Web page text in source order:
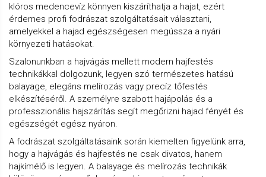
klóros medencevíz könnyen kiszáríthatja a hajat, ezért
érdemes profi fodrászat szolgáltatásait választani,
amelyekkel a hajad egészségesen megússza a nyári
környezeti hatásokat.
Szalonunkban a hajvágás mellett modern hajfestés
technikákkal dolgozunk, legyen szó természetes hatású
balayage, elegáns melírozás vagy precíz tőfestés
elkészítéséről. A személyre szabott hajápolás és a
professzionális hajszárítás segít megőrizni hajad fényét és
egészségét egész nyáron.
A fodrászat szolgáltatásaink során kiemelten figyelünk arra,
hogy a hajvágás és hajfestés ne csak divatos, hanem
hajkímélő is legyen. A balayage és melírozás technikák